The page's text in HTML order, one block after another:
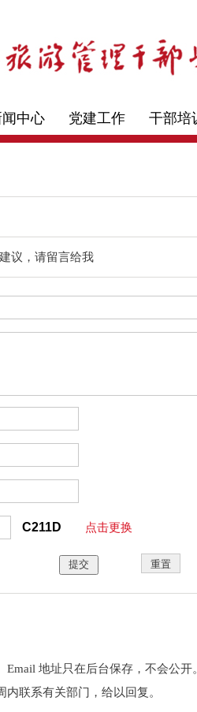
闻中心 党建工作 干部培
议，请留言给我
点击更换
Email 地址只在后台保存，不会公开
联系有关部门，给以回复。